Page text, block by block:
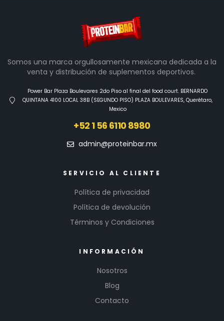
Somos una marca orgullosamente mexicana dedicada a la
venta y distribución de suplementos deportivos.
Power Bar Plaza Boulevares 2do Piso al final del food court. BERNARDO
QUINTANA 4100 LOCAL 38B (SEGUNDO PISO) PLAZA BOULEVARES, Querétaro,
Mexico
+52 1 56 6110 8980
admin@proteinbar.mx
SERVICIO AL CLIENTE
Política de privacidad
Política de devolución
Términos y Condiciones
INFORMACIÓN
Nosotros
Blog
Contacto